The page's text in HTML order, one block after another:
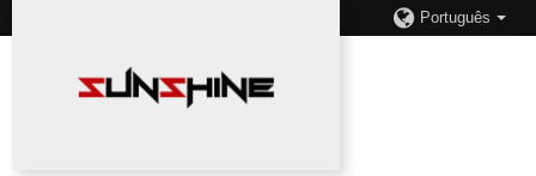
Português